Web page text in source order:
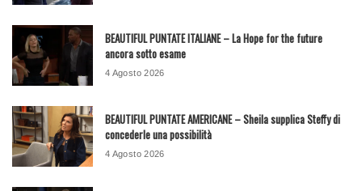
BEAUTIFUL PUNTATE ITALIANE – La Hope for the future
ancora sotto esame
4 Agosto 2026
BEAUTIFUL PUNTATE AMERICANE – Sheila supplica Steffy di
concederle una possibilità
4 Agosto 2026